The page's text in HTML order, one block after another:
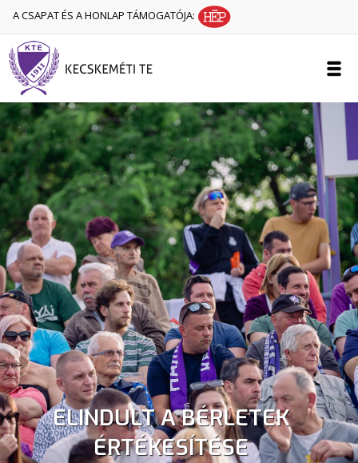
A CSAPAT ÉS A HONLAP TÁMOGATÓJA:
ELINDULT A BÉRLETEK
ÉRTÉKESÍTÉSE